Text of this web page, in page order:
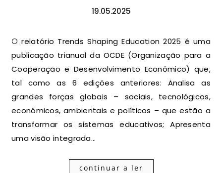
19.05.2025
O relatório Trends Shaping Education 2025 é uma
publicação trianual da OCDE (Organização para a
Cooperação e Desenvolvimento Econômico) que,
tal como as 6 edições anteriores: Analisa as
grandes forças globais – sociais, tecnológicos,
económicos, ambientais e políticos – que estão a
transformar os sistemas educativos; Apresenta
uma visão integrada…
continuar a ler